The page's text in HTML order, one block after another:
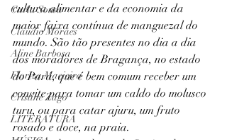
Carla Sousa
Claudio Moraes
Aline Barbosa
Floriza Macieira
Cristine Zago
LITERATURA
cultura alimentar e da economia da
maior faixa contínua de manguezal do
mundo. São tão presentes no dia a dia
dos moradores de Bragança, no estado
do Pará, que é bem comum receber um
convite para tomar um caldo do molusco
turu, ou para catar ajuru, um fruto
rosado e doce, na praia.